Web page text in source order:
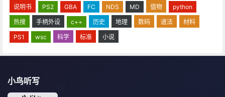
说明书 PS2 GBA FC NDS MD 值物
python
热搜
手柄外设 c++ 历史 地理 数码 道法
材料
PS1
wsc 科学 标准 小说
小鸟听写